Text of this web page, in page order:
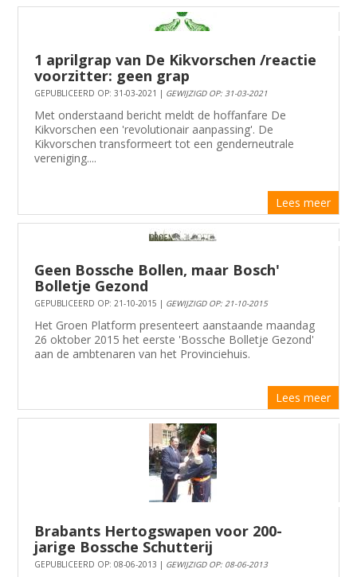
1 aprilgrap van De Kikvorschen /reactie
voorzitter: geen grap
GEPUBLICEERD OP: 31-03-2021 | GEWIJZIGD OP: 31-03-2021
Met onderstaand bericht meldt de hoffanfare De
Kikvorschen een 'revolutionair aanpassing'. De
Kikvorschen transformeert tot een genderneutrale
vereniging....
Lees meer
Geen Bossche Bollen, maar Bosch'
Bolletje Gezond
GEPUBLICEERD OP: 21-10-2015 | GEWIJZIGD OP: 21-10-2015
Het Groen Platform presenteert aanstaande maandag
26 oktober 2015 het eerste 'Bossche Bolletje Gezond'
aan de ambtenaren van het Provinciehuis.
Lees meer
Brabants Hertogswapen voor 200-
jarige Bossche Schutterij
GEPUBLICEERD OP: 08-06-2013 | GEWIJZIGD OP: 08-06-2013